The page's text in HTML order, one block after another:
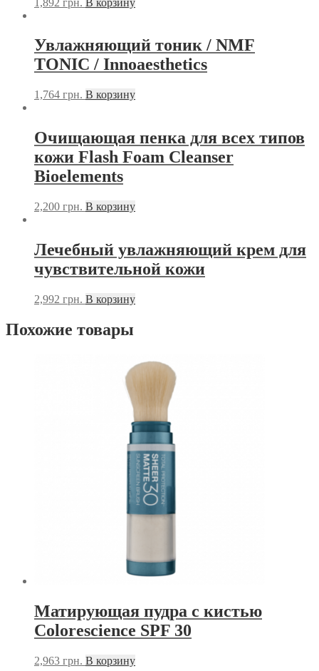
Увлажняющий тоник / NMF
ТONIC / Innoaesthetics
1,764 грн. В корзину
Очищающая пенка для всех типов
кожи Flash Foam Cleanser
Bioelements
2,200 грн. В корзину
Лечебный увлажняющий крем для
чувствительной кожи
2,992 грн. В корзину
Похожие товары
Матирующая пудра с кистью
Colorescience SPF 30
2,963 грн. В корзину